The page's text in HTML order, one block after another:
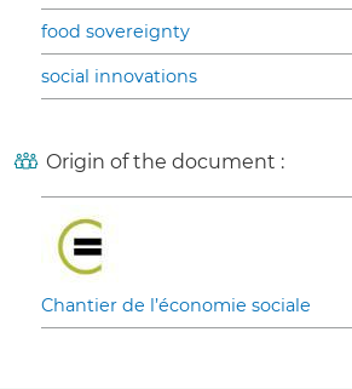
food sovereignty
social innovations
Origin of the document :
Chantier de l’économie sociale